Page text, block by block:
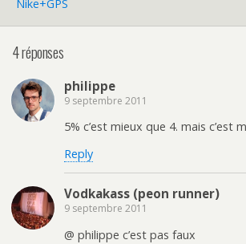
Nike+GPS
4 réponses
philippe
9 septembre 2011
5% c’est mieux que 4. mais c’est
Reply
Vodkakass (peon runner)
9 septembre 2011
@ philippe c’est pas faux